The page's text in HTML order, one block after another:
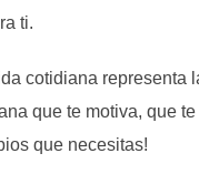
ti.
cotidiana representa
que te motiva, que
que necesitas!